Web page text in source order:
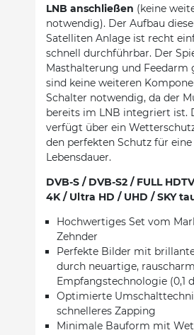
LNB anschließen (keine
notwendig). Der Aufbau
Satelliten Anlage ist recht
schnell durchführbar. Der
Masthalterung und Feedarm
sind keine weiteren
Schalter notwendig, da der
bereits im LNB integriert ist.
verfügt über ein
den perfekten Schutz für
Lebensdauer.
DVB-S / DVB-S2 / FULL
4K / Ultra HD / UHD / SKY
Hochwertiges Set vom
Zehnder
Perfekte Bilder mit
durch neuartige,
Empfangstechnologie (0,1
Optimierte
schnelleres Zapping
Minimale Bauform mit